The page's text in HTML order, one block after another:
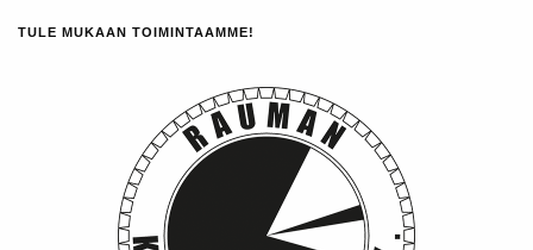
TULE MUKAAN TOIMINTAAMME!